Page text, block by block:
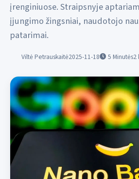
įrenginiuose. Straipsnyje
įjungimo žingsniai, naudotojo
patarimai.
Viltė Petrauskaitė2025-11-18 5 Minutės2